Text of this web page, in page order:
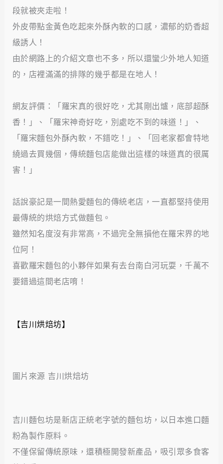
段就被夾走啦！
外皮帶點金黃色吃起來外酥內軟的口感，濃郁的奶香超
級誘人！
由於網路上的介紹文章也不多，所以還蠻少外地人知道
的，店裡滿滿的排隊的幾乎都是在地人！
網友評價：「羅宋真的很好吃，尤其剛出爐，底部超酥
香！」、「羅宋神奇好吃，別處吃不到的味道！」、
「羅宋麵包外酥內軟，不錯吃！」、「回老家都會特地
繞過去買幾個，傳統麵包店能做出這樣的味道真的很厲
害！」
話說豪記是一間熱愛麵包的傳統老店，一直都堅持使用
最傳統的烘焙方式做麵包。
雖然知名度沒有非常高，不過完全無損他在羅宋界的地
位阿！
喜歡羅宋麵包的小夥伴如果有去台南白河玩耍，千萬不
要錯過這間老店唷！
【吉川烘焙坊】
圖片來源 吉川烘焙坊
吉川麵包坊是新店正統老字號的麵包坊，以日本進口麵
粉為製作原料。
不僅保留傳統原味，還積極開發新產品，吸引眾多食客